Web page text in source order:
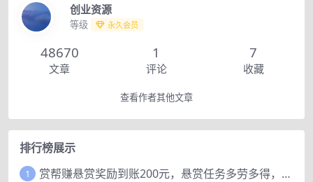
创业资源
等级 永久会员
48670
文章
1
评论
7
收藏
查看作者其他文章
排行榜展示
1 赏帮赚悬赏奖励到账200元，悬赏任务多劳多得，人人可做。